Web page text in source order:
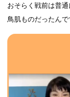
おそらく戦前は普
鳥肌ものだったん